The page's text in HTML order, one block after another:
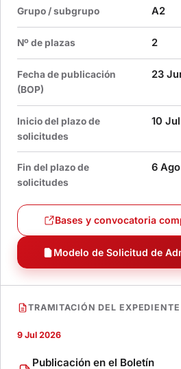
Grupo / subgrupo A2
Nº de plazas 2
Fecha de publicación
(BOP)
23
Inicio del plazo de
solicitudes
10
Fin del plazo de
solicitudes
6
Bases y convocatoria
Modelo de Solicitud de
TRAMITACIÓN DEL EXPEDIENTE
9 Jul 2026
Publicación en el Boletín